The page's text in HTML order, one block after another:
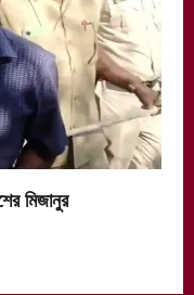
মিজানুর